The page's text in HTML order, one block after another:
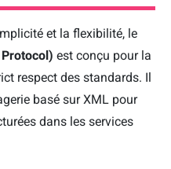
et la flexibilité, le
est conçu pour la
respect des standards. Il
basé sur XML pour
dans les services